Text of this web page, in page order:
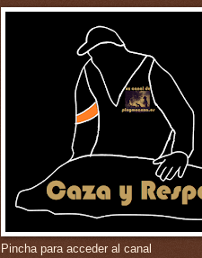
Pincha para acceder al canal